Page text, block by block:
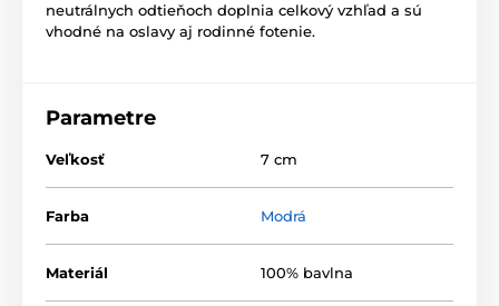
neutrálnych odtieňoch doplnia celkový vzhľad a sú
vhodné na oslavy aj rodinné fotenie.
Parametre
Veľkosť 7 cm
Farba Modrá
Materiál 100% bavlna